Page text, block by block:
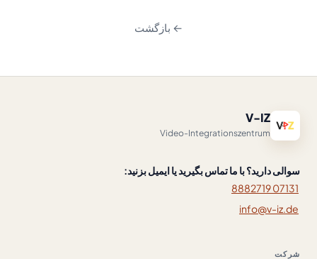
← بازگشت
V-IZ
Video-Integrationszentrum
سوالی دارید؟ با ما تماس بگیرید یا ایمیل بزنید:
07131 8882719
info@v-iz.de
شرکت